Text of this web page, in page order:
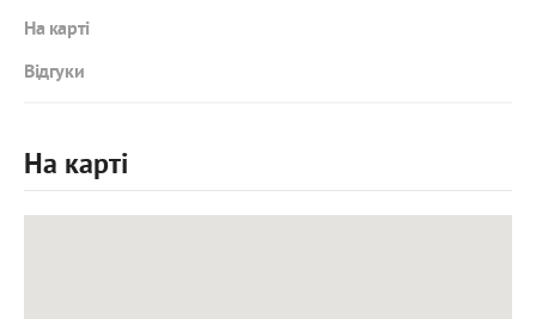
На карті
Відгуки
На карті